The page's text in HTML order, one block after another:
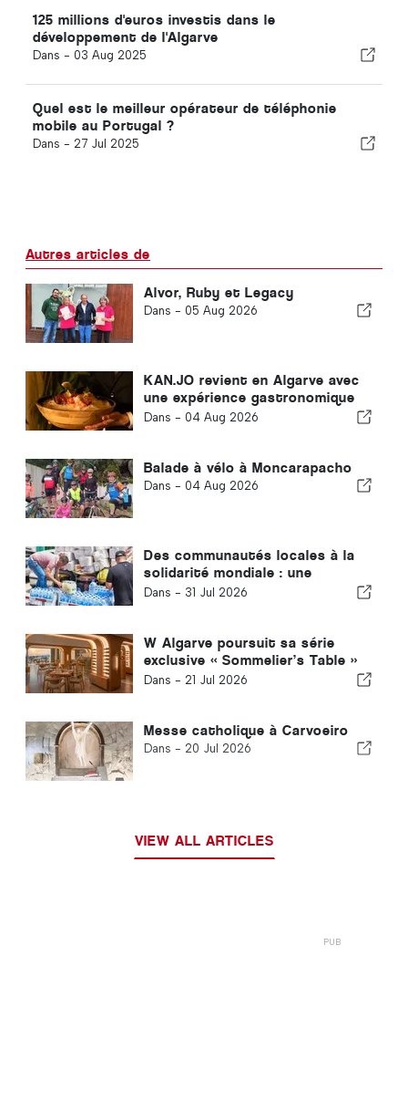
125 millions d'euros investis dans le
développement de l'Algarve
Dans - 03 Aug 2025
Quel est le meilleur opérateur de téléphonie
mobile au Portugal ?
Dans - 27 Jul 2025
Autres articles de
Alvor, Ruby et Legacy
Dans - 05 Aug 2026
KAN.JO revient en Algarve avec
une expérience gastronomique
d'inspiration asiatique
Dans - 04 Aug 2026
Balade à vélo à Moncarapacho
Dans - 04 Aug 2026
Des communautés locales à la
solidarité mondiale : une
réponse collective après les
Dans - 31 Jul 2026
W Algarve poursuit sa série
exclusive « Sommelier’s Table »
avec Buçaco
Dans - 21 Jul 2026
Messe catholique à Carvoeiro
Dans - 20 Jul 2026
VIEW ALL ARTICLES